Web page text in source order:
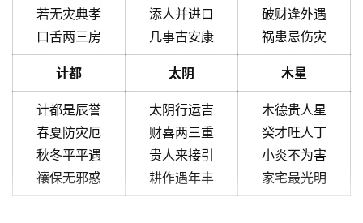
若无灾典孝
口舌两三房
添人并进口
几事古安康
破财逢外遇
祸患忌伤灾
计都 太阴 木星
计都是辰誉
春夏防灾厄
秋冬平平遇
禳保无邪惑
太阴行运吉
财喜两三重
贵人来接引
耕作遇年丰
木德贵人星
癸才旺人丁
小炎不为害
家宅最光明